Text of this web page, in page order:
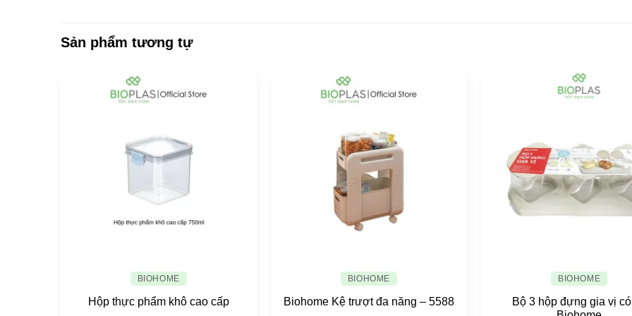
Sản phẩm tương tự
BIOHOME
Hộp thực phẩm khô cao cấp
BIOHOME
Biohome Kệ trượt đa năng – 5588
BIOHOME
Bộ 3 hộp đựng gia vị